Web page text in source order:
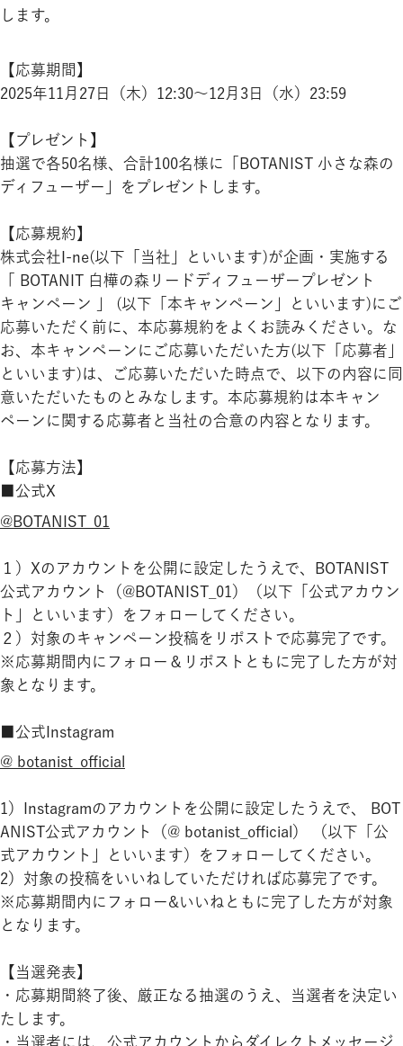
します。
【応募期間】
2025年11月27日（木）12:30～12月3日（水）23:59
【プレゼント】
抽選で各50名様、合計100名様に「BOTANIST 小さな森の
ディフューザー」をプレゼントします。
【応募規約】
株式会社I-ne(以下「当社」といいます)が企画・実施する
「 BOTANIT 白樺の森リードディフューザープレゼント
キャンペーン 」 (以下「本キャンペーン」といいます)にご
応募いただく前に、本応募規約をよくお読みください。な
お、本キャンペーンにご応募いただいた方(以下「応募者」
といいます)は、ご応募いただいた時点で、以下の内容に同
意いただいたものとみなします。本応募規約は本キャン
ペーンに関する応募者と当社の合意の内容となります。
【応募方法】
■公式X
@BOTANIST_01
１）Xのアカウントを公開に設定したうえで、BOTANIST
公式アカウント（@BOTANIST_01）（以下「公式アカウン
ト」といいます）をフォローしてください。
２）対象のキャンペーン投稿をリポストで応募完了です。
※応募期間内にフォロー＆リポストともに完了した方が対
象となります。
■公式Instagram
@ botanist_official
1）Instagramのアカウントを公開に設定したうえで、 BOT
ANIST公式アカウント（@ botanist_official） （以下「公
式アカウント」といいます）をフォローしてください。
2）対象の投稿をいいねしていただければ応募完了です。
※応募期間内にフォロー&いいねともに完了した方が対象
となります。
【当選発表】
・応募期間終了後、厳正なる抽選のうえ、当選者を決定い
たします。
・当選者には、公式アカウントからダイレクトメッセージ